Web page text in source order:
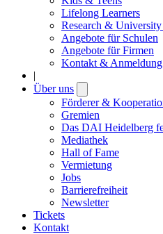
Lifelong Learners
Research &
Angebote für Schulen
Angebote für Firmen
Kontakt & Anmeldung
|
Über uns
submenu
Förderer &
Gremien
Das DAI Heidelberg
Mediathek
Hall of Fame
Vermietung
Jobs
Barrierefreiheit
Newsletter
Tickets
Kontakt